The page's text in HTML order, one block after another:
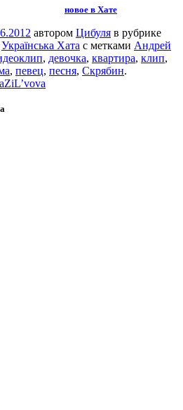
новое в Хате
автором Цибуля в рубрике
Українська Хата с метками Андрей
, девочка, квартира, клип,
, певец, песня, Скрябин.